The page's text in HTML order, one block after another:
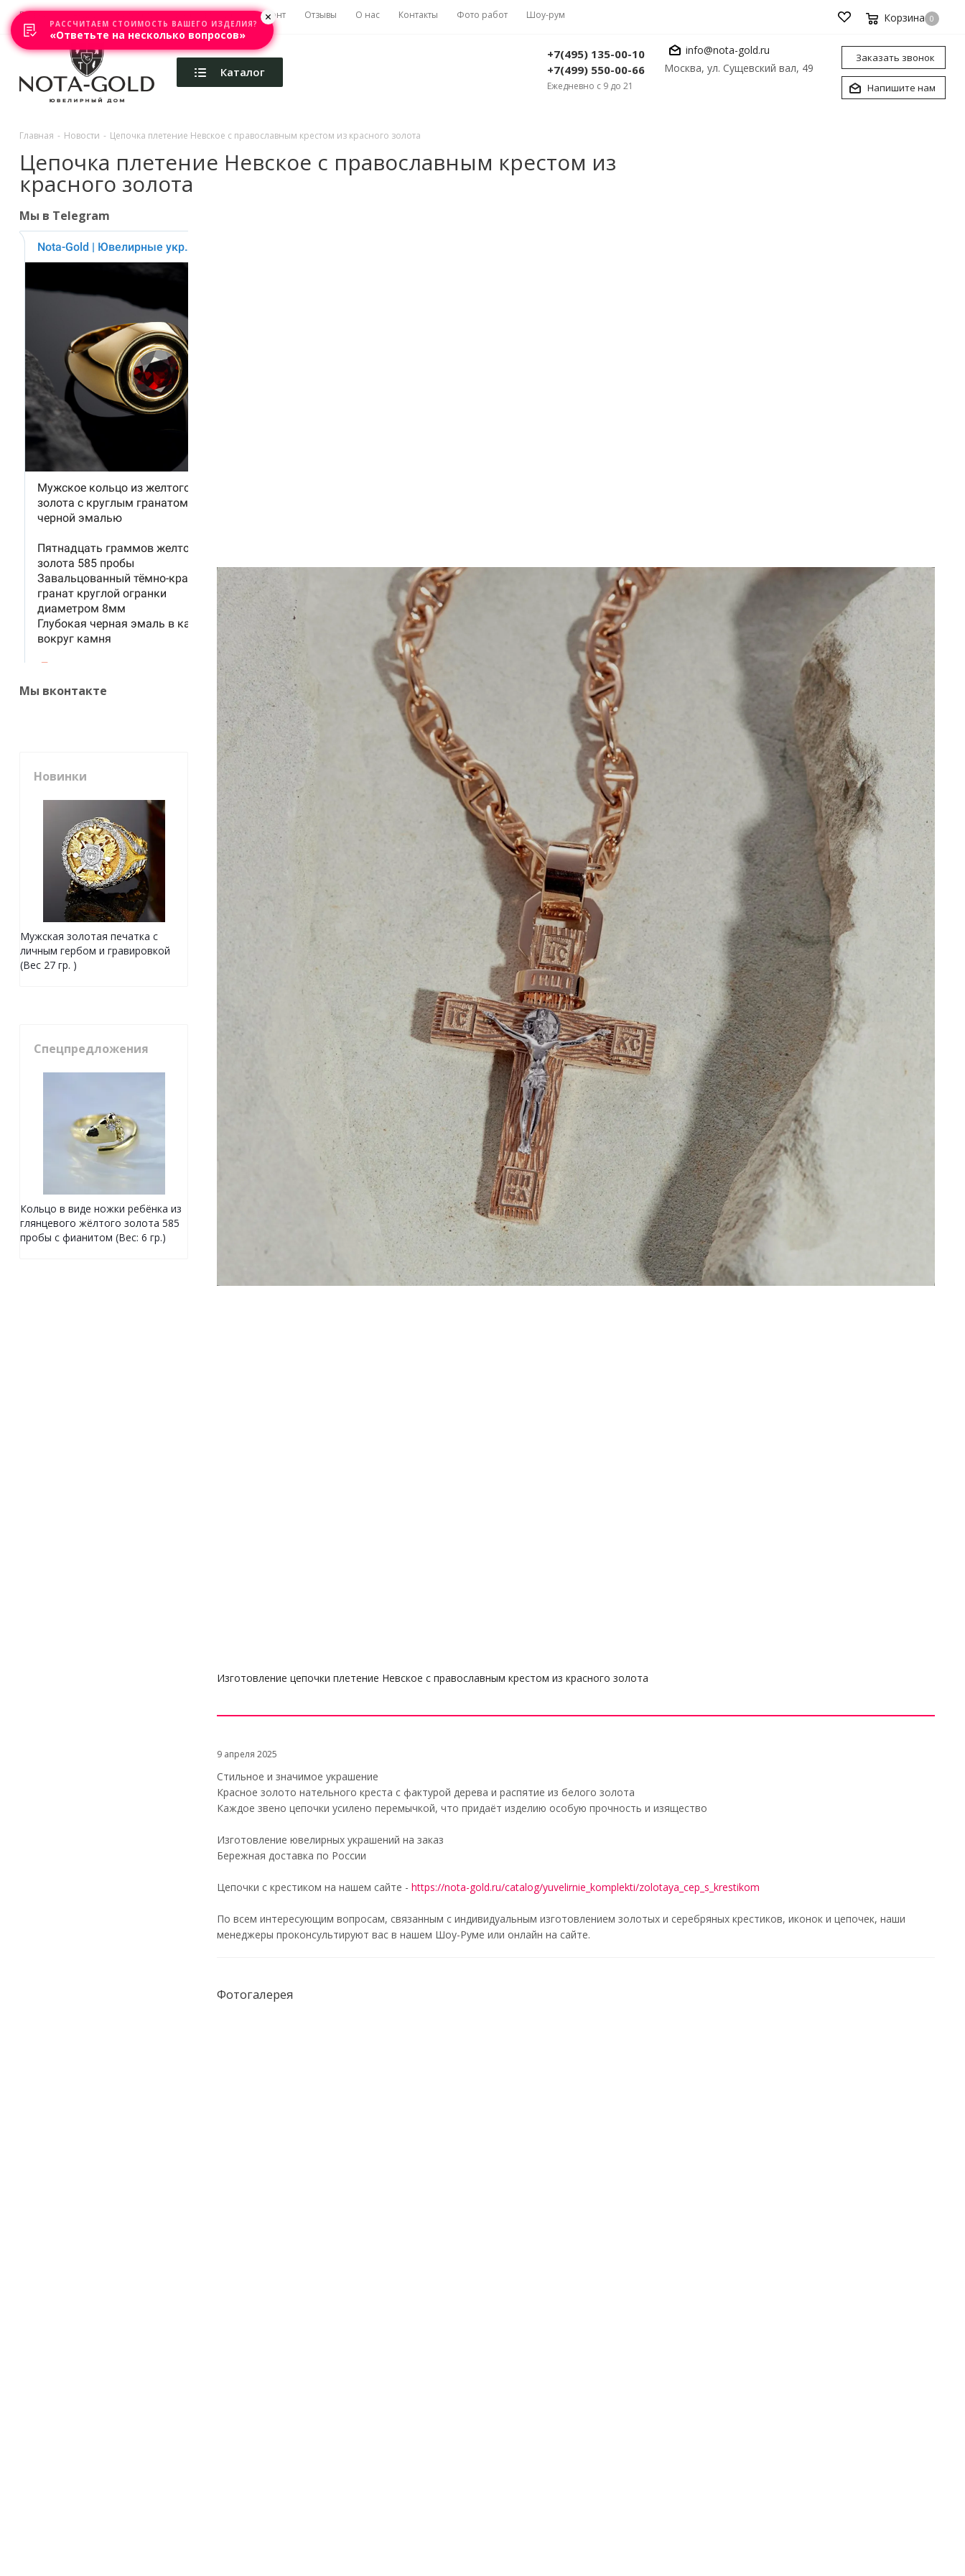
Главная Акции Каталоги Изготовление Ремонт Отзывы О нас Контакты Фото работ Шоу-рум Корзина 0
Каталог
+7(495) 135-00-10
+7(499) 550-00-66
Ежедневно с 9 до 21
info@nota-gold.ru
Москва, ул. Сущевский вал, 49
Заказать звонок
Напишите нам
Главная - Новости - Цепочка плетение Невское с православным крестом из красного золота
Цепочка плетение Невское с православным крестом из
красного золота
Изготовление цепочки плетение Невское с православным крестом из красного золота
9 апреля 2025
Стильное и значимое украшение
Красное золото нательного креста с фактурой дерева и распятие из белого золота
Каждое звено цепочки усилено перемычкой, что придаёт изделию особую прочность и изящество
Изготовление ювелирных украшений на заказ
Бережная доставка по России
Цепочки с крестиком на нашем сайте - https://nota-gold.ru/catalog/yuvelirnie_komplekti/zolotaya_cep_s_krestikom
По всем интересующим вопросам, связанным с индивидуальным изготовлением золотых и серебряных крестиков, иконок и цепочек, наши
менеджеры проконсультируют вас в нашем Шоу-Руме или онлайн на сайте.
Фотогалерея
Мы в Telegram
Мы вконтакте
Новинки
Мужская золотая печатка с
личным гербом и гравировкой
(Вес 27 гр. )
Спецпредложения
Кольцо в виде ножки ребёнка из
глянцевого жёлтого золота 585
пробы с фианитом (Вес: 6 гр.)
РАССЧИТАЕМ СТОИМОСТЬ ВАШЕГО ИЗДЕЛИЯ?
«Ответьте на несколько вопросов»